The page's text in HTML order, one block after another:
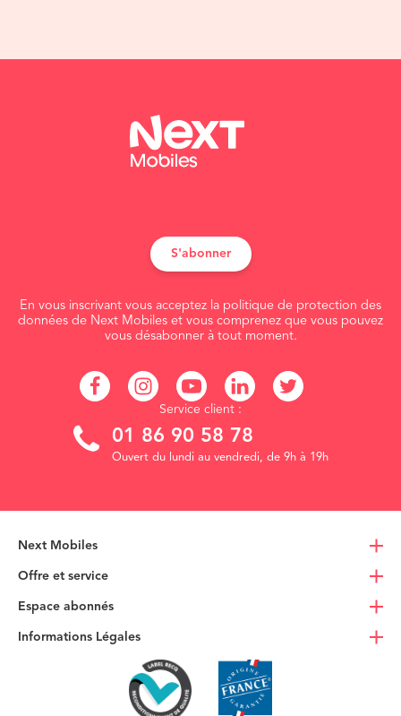
S'abonner
En vous inscrivant vous acceptez la politique de protection des
données de Next Mobiles et vous comprenez que vous pouvez
vous désabonner à tout moment.
Service client :
01 86 90 58 78
Ouvert du lundi au vendredi, de 9h à 19h
Next Mobiles
Offre et service
Espace abonnés
Informations Légales